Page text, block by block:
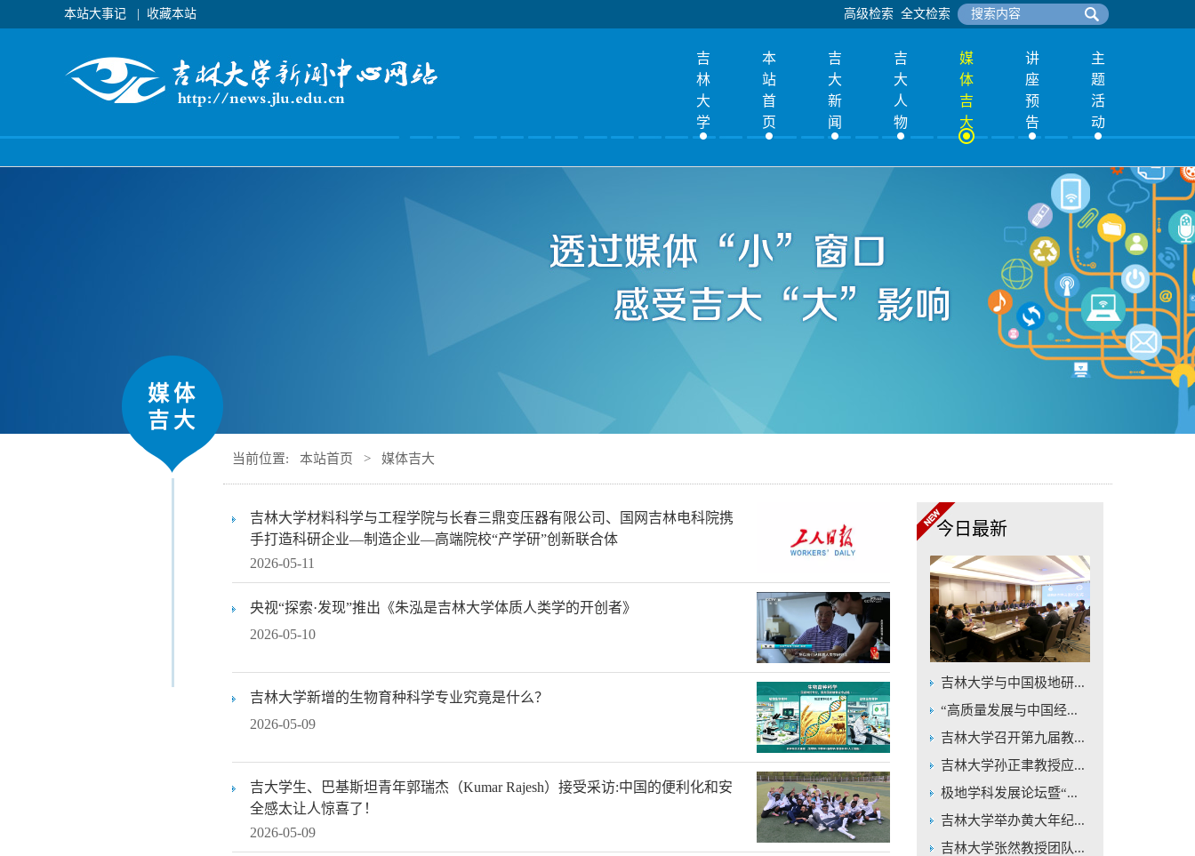
本站大事记 收藏本站 高级检索 全文检索
吉
林
大
学
本
站
首
页
吉
大
新
闻
吉
大
人
物
媒
体
吉
大
讲
座
预
告
主
题
活
动
媒体
吉大
当前位置: 本站首页 > 媒体吉大
吉林大学材料科学与工程学院与长春三鼎变压器有限公司、国网吉林电科院携
手打造科研企业—制造企业—高端院校“产学研”创新联合体
2026-05-11
央视“探索·发现”推出《朱泓是吉林大学体质人类学的开创者》
2026-05-10
吉林大学新增的生物育种科学专业究竟是什么？
2026-05-09
吉大学生、巴基斯坦青年郭瑞杰（Kumar Rajesh）接受采访:中国的便利化和安
全感太让人惊喜了！
2026-05-09
今日最新
吉林大学与中国极地研...
“高质量发展与中国经...
吉林大学召开第九届教...
吉林大学孙正聿教授应...
极地学科发展论坛暨“...
吉林大学举办黄大年纪...
吉林大学张然教授团队...